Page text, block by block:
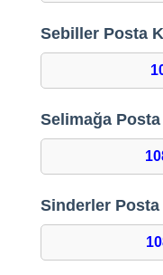
Sebiller Posta
Selimağa Posta
Sinderler Posta